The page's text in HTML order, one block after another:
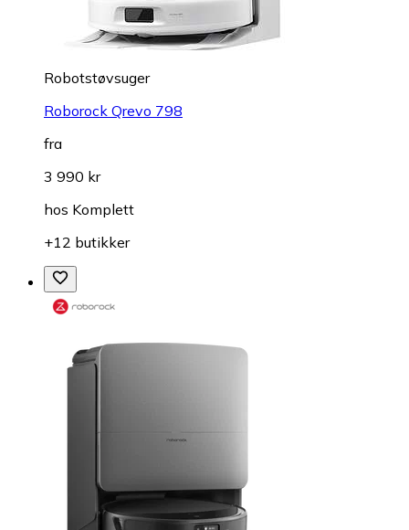
Robotstøvsuger
Roborock Qrevo 798
fra
3 990 kr
hos Komplett
+12 butikker